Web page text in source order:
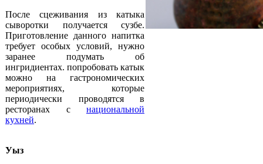
После сцеживания из катыка
сыворотки получается сузбе.
Приготовление данного напитка
требует особых условий, нужно
заранее подумать об
ингридиентах. попробовать катык
можно на гастрономических
мероприятиях, которые
периодически проводятся в
ресторанах с национальной
кухней.
Уыз